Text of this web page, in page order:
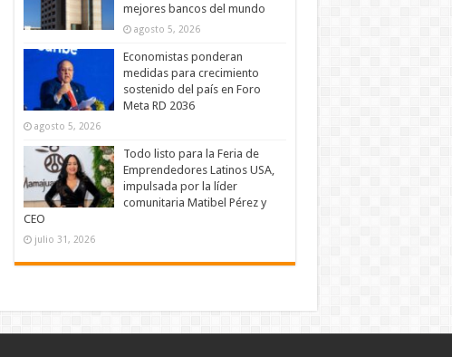
mejores bancos del mundo
agosto 5, 2026
Economistas ponderan
medidas para crecimiento
sostenido del país en Foro
Meta RD 2036
agosto 5, 2026
Todo listo para la Feria de
Emprendedores Latinos USA,
impulsada por la líder
comunitaria Matibel Pérez y
CEO
julio 31, 2026